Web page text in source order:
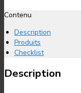
Contenu
Description
Produits
Checklist
Description